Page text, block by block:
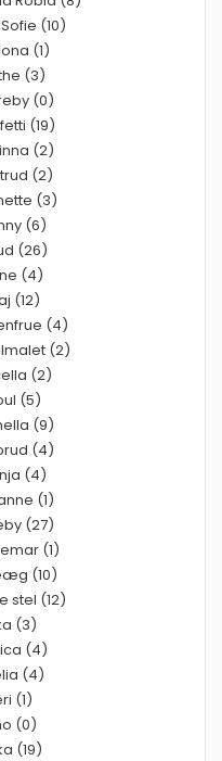
(10)
(1)
(3)
(0)
(19)
(2)
(2)
(3)
(6)
(26)
(4)
(12)
(4)
(2)
(2)
(5)
(9)
(4)
(4)
(1)
(27)
(1)
(10)
stel (12)
(3)
(4)
(4)
(1)
(0)
(19)